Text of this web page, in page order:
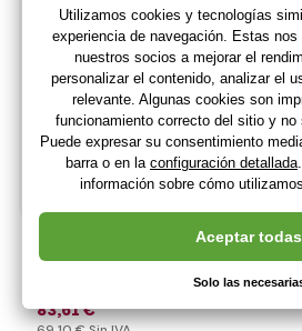
Rollytoys Remolque HALFPIPE
83,61 €